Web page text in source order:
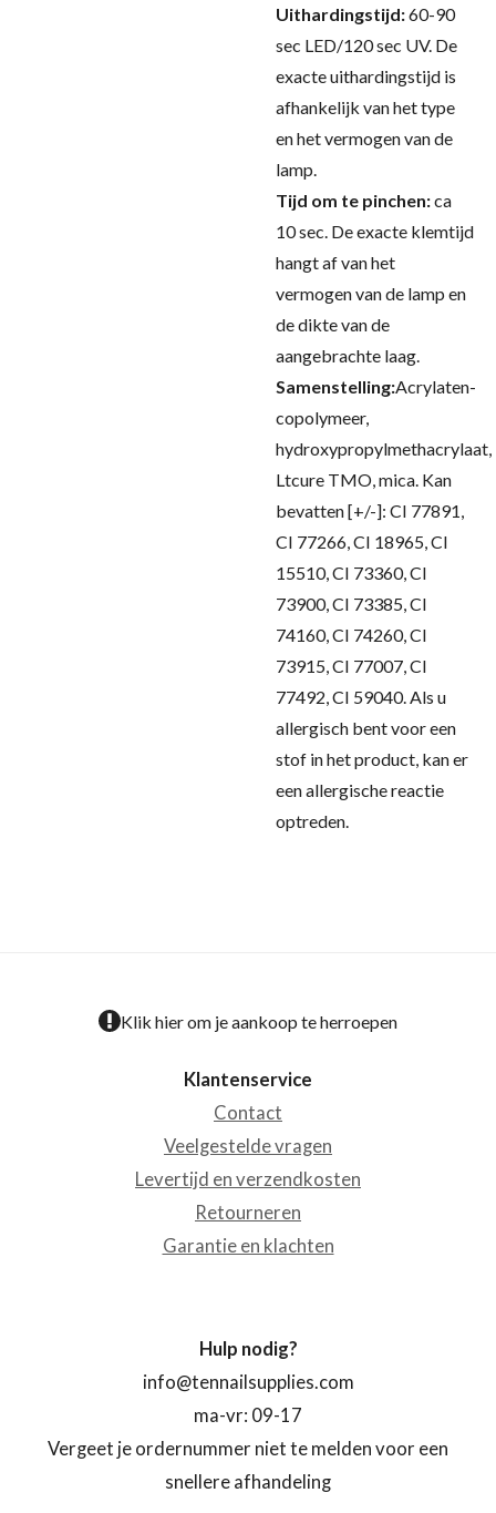
Uithardingstijd:60-90
sec LED/120 sec UV. De
exacte uithardingstijd is
afhankelijk van het type
en het vermogen van de
lamp.
Tijd om te pinchen:ca
10 sec. De exacte klemtijd
hangt af van het
vermogen van de lamp en
de dikte van de
aangebrachte laag.
Samenstelling:Acrylaten-
copolymeer,
hydroxypropylmethacrylaat,
Ltcure TMO, mica. Kan
bevatten [+/-]: CI 77891,
CI 77266, CI 18965, CI
15510, CI 73360, CI
73900, CI 73385, CI
74160, CI 74260, CI
73915, CI 77007, CI
77492, CI 59040.Als u
allergisch bent voor een
stof in het product, kan er
een allergische reactie
optreden.
Klik hier om je aankoop te herroepen
Klantenservice
Contact
Veelgestelde vragen
Levertijd en verzendkosten
Retourneren
Garantie en klachten
Hulp nodig?
info@tennailsupplies.com
ma-vr: 09-17
Vergeet je ordernummer niet te melden voor een
snellere afhandeling